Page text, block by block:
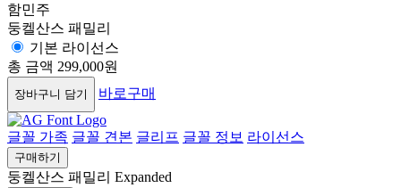
함민주
둥켈산스 패밀리
기본 라이선스
총 금액 299,000원
장바구니 담기 바로구매
글꼴 가족 글꼴 견본 글리프 글꼴 정보 라이선스
구매하기
둥켈산스 패밀리 Expanded